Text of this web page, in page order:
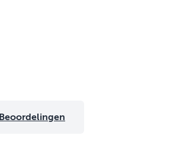
Beoordelingen